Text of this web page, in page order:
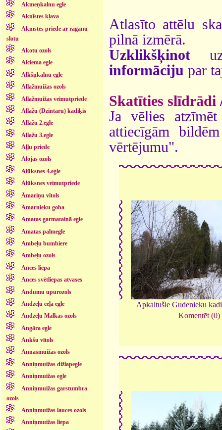
Akmeņkalnu egle
Aknīstes kļava
Aknīstes priede ar raganu
slotu
Akotu ozols
Alciema egle
Alkšņkalnu egle
Allažmuižas ozols
Allažmuižas veimutpriede
Allažu (Dzintaru) kadiķis
Allažu 2.egle
Allažu 3.egle
Aļļu priede
Alojas ozols
Alūksnes 4.egle
Alūksnes veimutpriede
Āmariņu vītols
Āmarnieku goba
Amatas garmatainā egle
Amatas palmegle
Ambeļu bumbiere
Ambeļu ozols
Ances liepa
Ances svētliepas atvases
Andumu upurozols
Andzeļu ceļa egle
Andzeļu Malkas ozols
Angāra egle
Ankšu vītols
Annasmuižas ozols
Anniņmuižas dižlapegle
Anniņmuižas egle
Anniņmuižas garstumbra
ozols
Anniņmuižas lauces ozols
Anniņmuižas liepa
Atlasīto attēlu
pilnā izmērā.
Uzklikšķinot
informāciju par
Skatīties slīdrādi
Ja vēlies
attiecīgām
vērtējumu".
Apkaltušie Gudenieku
Komentēt (0)